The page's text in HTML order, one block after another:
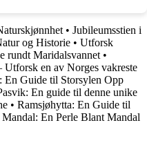
• Jubileumsstien i
og Historie • Utforsk
rundt Maridalsvannet •
Utforsk en av Norges vakreste
En Guide til Storsylen Opp
En guide til denne unike
• Ramsjøhytta: En Guide til
En Perle Blant Mandal